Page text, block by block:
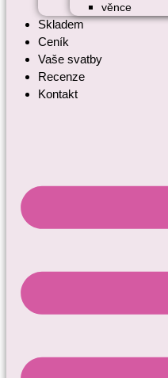
věnce
Skladem
Ceník
Vaše svatby
Recenze
Kontakt